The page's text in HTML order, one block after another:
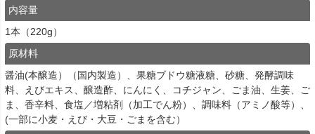
内容量
1本（220g）
原材料
醤油(本醸造）（国内製造）、果糖ブドウ糖液糖、砂糖、発酵調味
料、えびエキス、醸造酢、にんにく、コチジャン、ごま油、生姜、ご
ま、香辛料、食塩／増粘剤（加工でん粉）、調味料（アミノ酸等）、
(一部に小麦・えび・大豆・ごまを含む）